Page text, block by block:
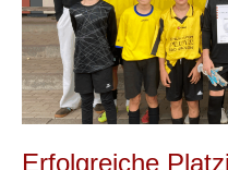
Erfolgreiche